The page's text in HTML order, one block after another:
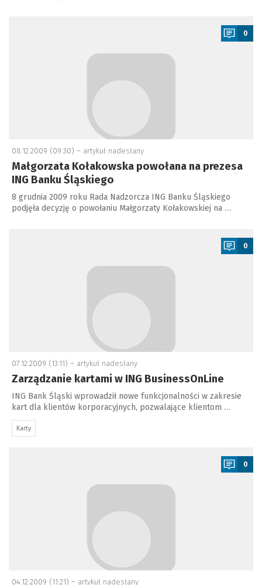
0
08.12.2009 (09:30) – artykuł nadesłany
Małgorzata Kołakowska powołana na prezesa
ING Banku Śląskiego
8 grudnia 2009 roku Rada Nadzorcza ING Banku Śląskiego
podjęła decyzję o powołaniu Małgorzaty Kołakowskiej na …
0
07.12.2009 (13:11) – artykuł nadesłany
Zarządzanie kartami w ING BusinessOnLine
ING Bank Śląski wprowadził nowe funkcjonalności w zakresie
kart dla klientów korporacyjnych, pozwalające klientom …
Karty
0
04.12.2009 (11:21) – artykuł nadesłany